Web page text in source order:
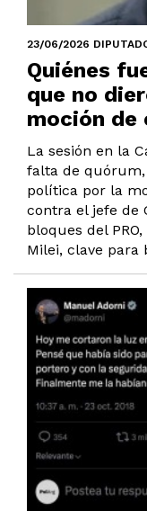
23/06/2026
Quiénes
que no
moción de
La sesión en la
falta de
política por la
contra el jefe de
bloques del
Milei, clave para